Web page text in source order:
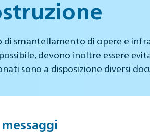
di smantellamento di opere e
devono inoltre essere
sono a disposizione diversi